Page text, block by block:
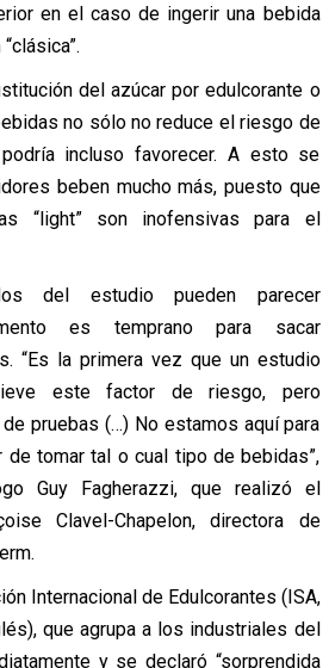
en el caso de ingerir una bebida
del azúcar por edulcorante o
no sólo no reduce el riesgo de
incluso favorecer. A esto se
beben mucho más, puesto que
“light” son inofensivas para el
del estudio pueden parecer
es temprano para sacar
“Es la primera vez que un estudio
este factor de riesgo, pero
pruebas (…) No estamos aquí para
de tomar tal o cual tipo de bebidas”,
Guy Fagherazzi, que realizó el
Clavel-Chapelon, directora de
Internacional de Edulcorantes (ISA,
que agrupa a los industriales del
y se declaró “sorprendida